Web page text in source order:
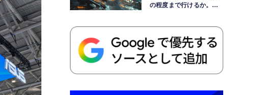
の程度まで行けるか。